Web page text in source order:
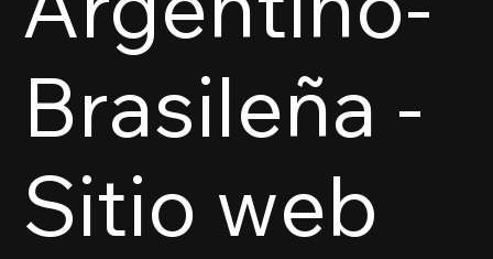
Brasileña -
Sitio web